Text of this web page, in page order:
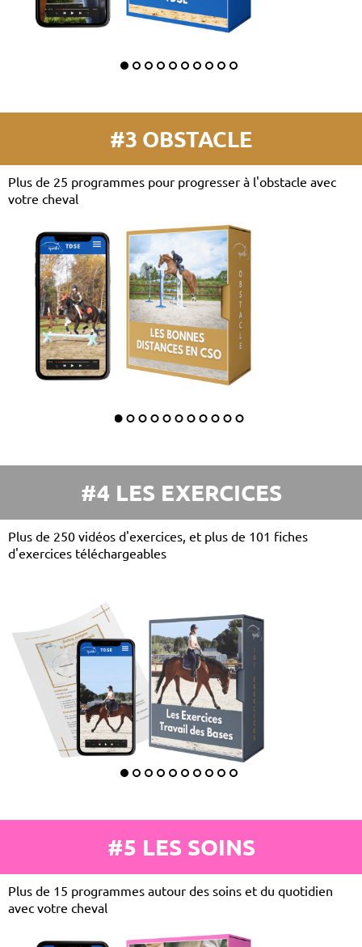
#3 OBSTACLE
Plus de 25 programmes pour progresser à l'obstacle avec
votre cheval
#4 LES EXERCICES
Plus de 250 vidéos d'exercices, et plus de 101 fiches
d'exercices téléchargeables
#5 LES SOINS
Plus de 15 programmes autour des soins et du quotidien
avec votre cheval